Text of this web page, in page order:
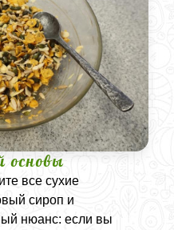
основы
все сухие
сироп и
нюанс: если вы